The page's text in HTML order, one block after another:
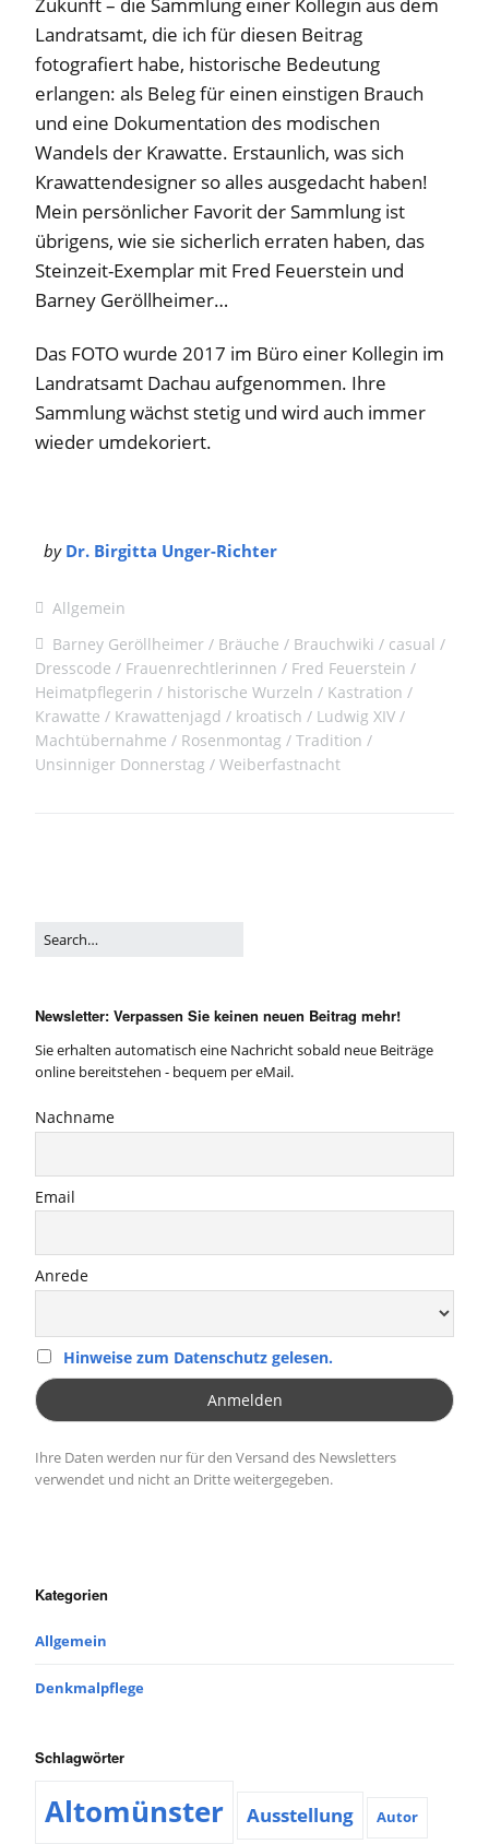
Landratsamt, die ich für diesen Beitrag
fotografiert habe, historische Bedeutung
erlangen: als Beleg für einen einstigen Brauch
und eine Dokumentation des modischen
Wandels der Krawatte. Erstaunlich, was sich
Krawattendesigner so alles ausgedacht haben!
Mein persönlicher Favorit der Sammlung ist
übrigens, wie sie sicherlich erraten haben, das
Steinzeit-Exemplar mit Fred Feuerstein und
Barney Geröllheimer…
Das FOTO wurde 2017 im Büro einer Kollegin im
Landratsamt Dachau aufgenommen. Ihre
Sammlung wächst stetig und wird auch immer
wieder umdekoriert.
by Dr. Birgitta Unger-Richter
Allgemein
Barney Geröllheimer
Bräuche Brauchwiki
casual
Dresscode
Frauenrechtlerinnen
Fred Feuerstein
Heimatpflegerin
historische Wurzeln
Kastration
Krawatte
Krawattenjagd kroatisch
Ludwig XIV
Machtübernahme
Rosenmontag
Tradition
Unsinniger Donnerstag
Weiberfastnacht
Newsletter: Verpassen Sie keinen neuen Beitrag mehr!
Sie erhalten automatisch eine Nachricht sobald neue Beiträge
online bereitstehen - bequem per eMail.
Nachname
Email
Anrede
Hinweise zum Datenschutz gelesen.
Ihre Daten werden nur für den Versand des Newsletters
verwendet und nicht an Dritte weitergegeben.
Kategorien
Allgemein
Denkmalpflege
Schlagwörter
Altomünster Ausstellung Autor